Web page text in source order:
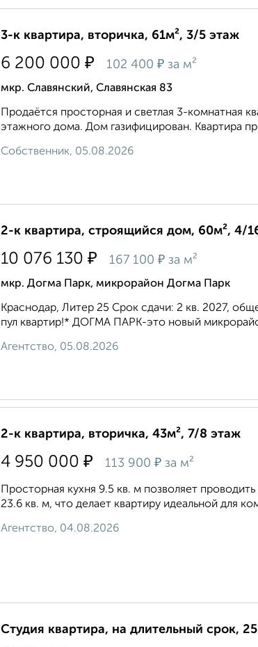
3-к квартира, вторичка, 61м², 3/5 этаж
6 200 000 ₽ 102 400 ₽ за м²
мкр. Славянский, Славянская 83
Продаётся просторная и светлая 3-комнатная
этажного дома. Дом газифицирован. Квартира
Собственник, 05.08.2026
2-к квартира, строящийся дом, 60м², 4/
10 076 130 ₽ 167 100 ₽ за м²
мкр. Догма Парк, микрорайон Догма Парк
Краснодар, Литер 25 Срок сдачи: 2 кв. 2027,
пул квартир!* ДОГМА ПАРК-это новый
Агентство, 05.08.2026
2-к квартира, вторичка, 43м², 7/8 этаж
4 950 000 ₽ 113 900 ₽ за м²
Просторная кухня 9.5 кв. м позволяет
23.6 кв. м, что делает квартиру идеальной для
Агентство, 04.08.2026
Студия квартира, на длительный срок,